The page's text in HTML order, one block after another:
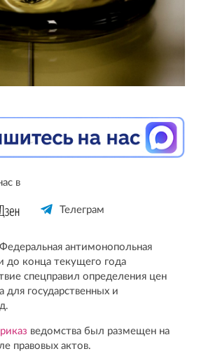
в
Телеграм
антимонопольная
до конца текущего года
спецправил определения цен
для государственных и
ведомства был размещен на
правовых актов.